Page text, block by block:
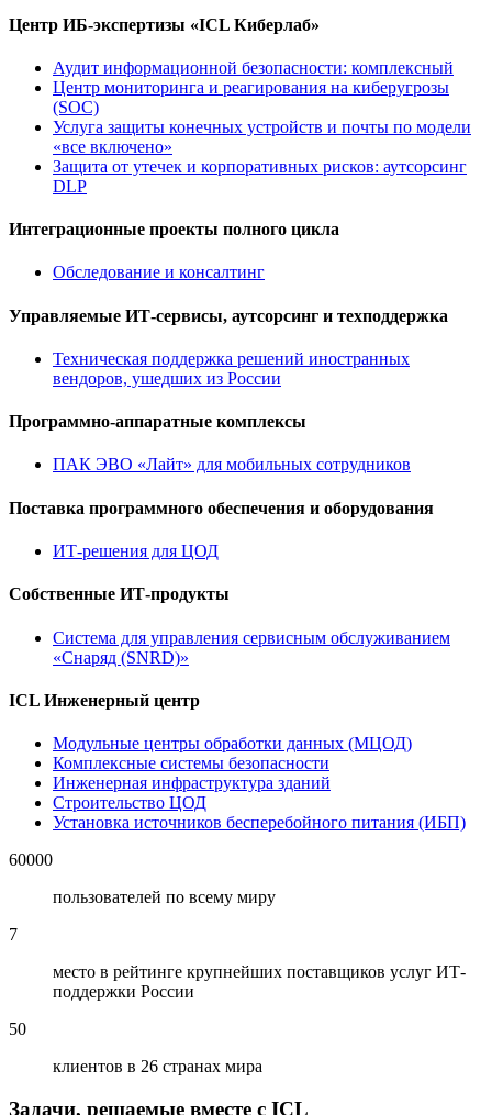
Центр ИБ-экспертизы «ICL Киберлаб»
Аудит информационной безопасности: комплексный
Центр мониторинга и реагирования на киберугрозы
(SOC)
Услуга защиты конечных устройств и почты по модели
«все включено»
Защита от утечек и корпоративных рисков: аутсорсинг
DLP
Интеграционные проекты полного цикла
Обследование и консалтинг
Управляемые ИТ-сервисы, аутсорсинг и техподдержка
Техническая поддержка решений иностранных
вендоров, ушедших из России
Программно-аппаратные комплексы
ПАК ЭВО «Лайт» для мобильных сотрудников
Поставка программного обеспечения и оборудования
ИТ-решения для ЦОД
Собственные ИТ-продукты
Система для управления сервисным обслуживанием
«Снаряд (SNRD)»
ICL Инженерный центр
Модульные центры обработки данных (МЦОД)
Комплексные системы безопасности
Инженерная инфраструктура зданий
Строительство ЦОД
Установка источников бесперебойного питания (ИБП)
60000
пользователей по всему миру
7
место в рейтинге крупнейших поставщиков услуг ИТ-
поддержки России
50
клиентов в 26 странах мира
Задачи, решаемые вместе с ICL